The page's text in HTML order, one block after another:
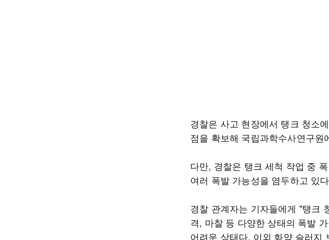
경찰은 사고 현장에서 탱크 청소
점을 확보해 국립과학수사연구원
다만, 경찰은 탱크 세척 작업 중
여러 폭발 가능성을 염두하고 있
경찰 관계자는 기자들에게 "탱크
격, 마찰 등 다양한 상태의 폭발
어려운 상태다. 이외 화약 슬러지